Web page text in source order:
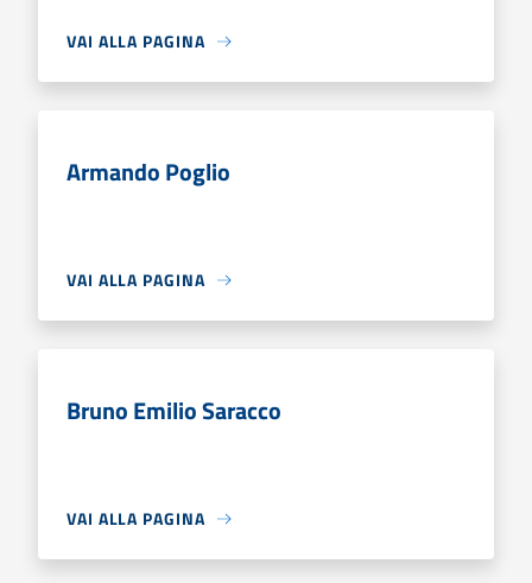
VAI ALLA PAGINA
Armando Poglio
VAI ALLA PAGINA
Bruno Emilio Saracco
VAI ALLA PAGINA